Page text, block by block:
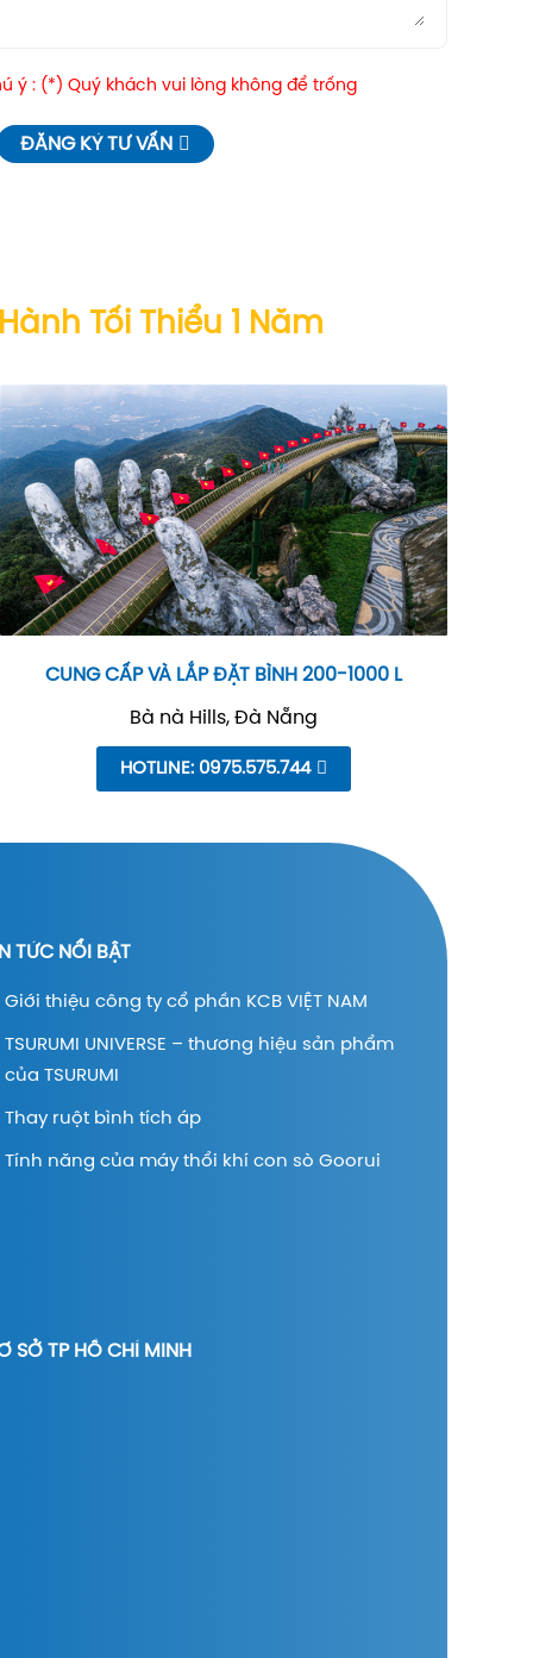
ý : (*) Quý khách vui lòng không để trống
ĐĂNG KÝ TƯ VẤN
Tối Thiểu 1 Năm
CUNG CẤP VÀ LẮP ĐẶT BÌNH 200-1000 L
Bà nà Hills, Đà Nẵng
HOTLINE: 0975.575.744
TỨC NỔI BẬT
Giới thiệu công ty cổ phần KCB VIỆT NAM
TSURUMI UNIVERSE – thương hiệu sản phẩm
của TSURUMI
Thay ruột bình tích áp
Tính năng của máy thổi khí con sò Goorui
SỞ TP HỒ CHÍ MINH